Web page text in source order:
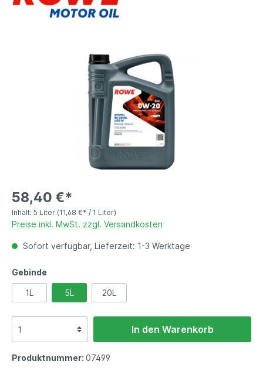
58,40 €*
Inhalt: 5 Liter (11,68 €* / 1 Liter)
Preise inkl. MwSt. zzgl. Versandkosten
Sofort verfügbar, Lieferzeit: 1-3 Werktage
Gebinde
1L 5L 20L
In den Warenkorb
Produktnummer: 07499